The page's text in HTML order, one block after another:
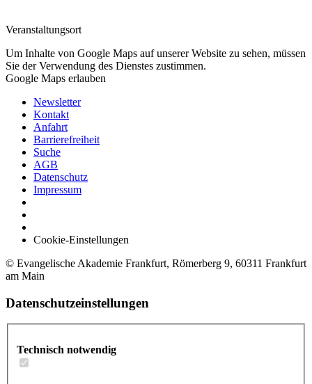
Veranstaltungsort
Um Inhalte von Google Maps auf unserer Website zu sehen, müssen
Sie der Verwendung des Dienstes zustimmen.
Google Maps erlauben
Newsletter
Kontakt
Anfahrt
Barrierefreiheit
Suche
AGB
Datenschutz
Impressum
Cookie-Einstellungen
© Evangelische Akademie Frankfurt, Römerberg 9, 60311 Frankfurt
am Main
Datenschutzeinstellungen
Technisch notwendig